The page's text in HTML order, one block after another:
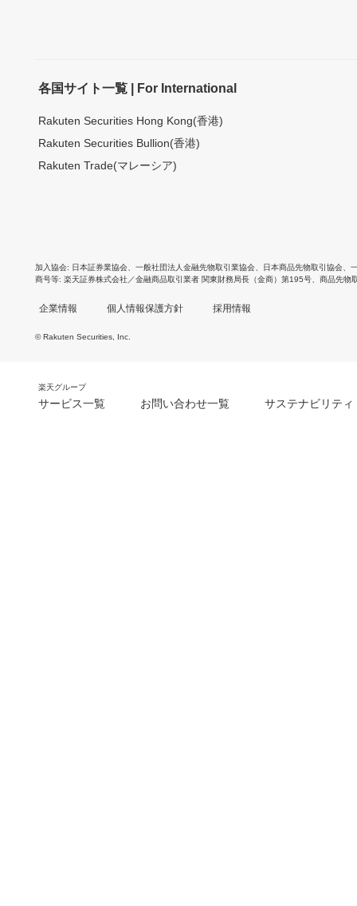
各国サイト一覧 | For International
Rakuten Securities Hong Kong(香港)
Rakuten Securities Bullion(香港)
Rakuten Trade(マレーシア)
加入協会 日本証券業協会 一般社団法人金融先物取引業協会 日本商品先物取引協会
商号等 楽天証券株式会社／金融商品取引業者 関東財務局長（金商）第195号、商品先物
企業情報 個人情報保護方針 採用情報
© Rakuten Securities, Inc.
楽天グループ
サービス一覧 お問い合わせ一覧 サステナビリティ